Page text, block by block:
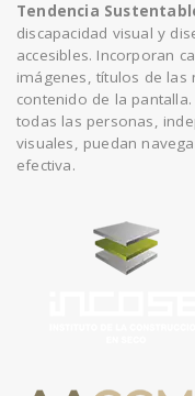
Tendencia
discapacidad visual y
accesibles. Incorporan
imágenes, títulos de las
contenido de la
todas las personas,
visuales, puedan
efectiva.